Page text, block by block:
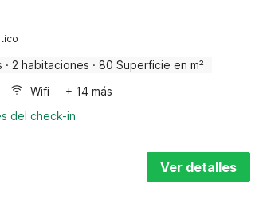
· 2 habitaciones · 80 Superficie en m²
Wifi
+ 14 más
del check-in
Ver detalles